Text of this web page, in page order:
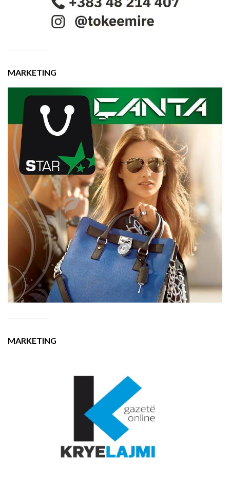
MARKETING
MARKETING